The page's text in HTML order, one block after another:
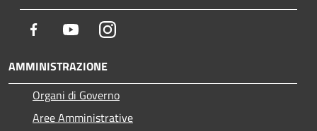
Facebook YoutubeInstagram
AMMINISTRAZIONE
Organi di Governo
Aree Amministrative